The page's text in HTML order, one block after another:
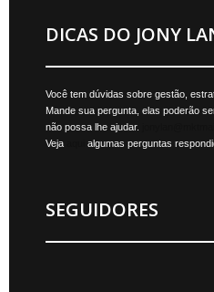
DICAS DO JONY
Você tem dúvidas sobre gestão,
Mande sua pergunta, elas poderão
não possa lhe ajudar.
Veja
algumas perguntas
SEGUIDORES